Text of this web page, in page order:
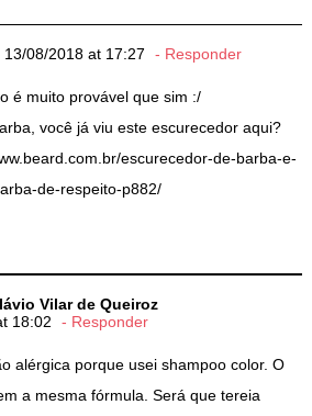
13/08/2018 at 17:27 Responder
é muito provável que sim :/
você já viu este escurecedor aqui?
escurecedor-de-barba-e-
de-respeito-p882/
Vilar de Queiroz
18:02
Responder
alérgica porque usei shampoo color. O
a mesma fórmula. Será que tereia